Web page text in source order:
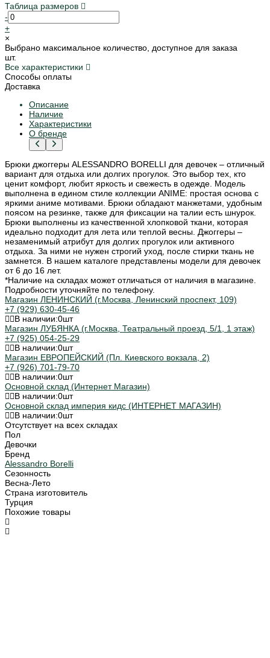
Таблица размеров
-
+
×
Выбрано максимальное количество, доступное для заказа
шт.
Все характеристики
Способы оплаты
Доставка
Описание
Наличие
Характеристики
О бренде
Брюки джоггеры ALESSANDRO BORELLI для девочек – отличный
вариант для отдыха или долгих прогулок. Это выбор тех, кто
ценит комфорт, любит яркость и свежесть в одежде. Модель
выполнена в едином стиле коллекции ANIME: простая основа с
яркими аниме мотивами. Брюки обладают манжетами, удобным
поясом на резинке, также для фиксации на талии есть шнурок.
Брюки выполнены из качественной хлопковой ткани, которая
идеально подходит для лета или теплой весны. Джоггеры –
незаменимый атрибут для долгих прогулок или активного
отдыха. За ними не нужен строгий уход, после стирки ткань не
замнется. В нашем каталоге представлены модели для девочек
от 6 до 16 лет.
*Наличие на складах может отличаться от наличия в магазине.
Подробности уточняйте по телефону.
Магазин ЛЕНИНСКИЙ (г.Москва, Ленинский проспект, 109)
+7 (929) 630-45-46
В наличии:0шт
Магазин ЛУБЯНКА (г.Москва, Театральный проезд, 5/1, 1 этаж)
+7 (925) 054-25-29
В наличии:0шт
Магазин ЕВРОПЕЙСКИЙ (Пл. Киевского вокзала, 2)
+7 (926) 701-79-70
В наличии:0шт
Основной склад (Интернет Магазин)
В наличии:0шт
Основной склад империя кидс (ИНТЕРНЕТ МАГАЗИН)
В наличии:0шт
Отсутствует на всех складах
Пол
Девочки
Бренд
Alessandro Borelli
Сезонность
Весна-Лето
Страна изготовитель
Турция
Похожие товары